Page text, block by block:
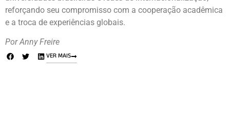
reforçando seu compromisso com a cooperação acadêmica
e a troca de experiências globais.
Por Anny Freire
VER MAIS